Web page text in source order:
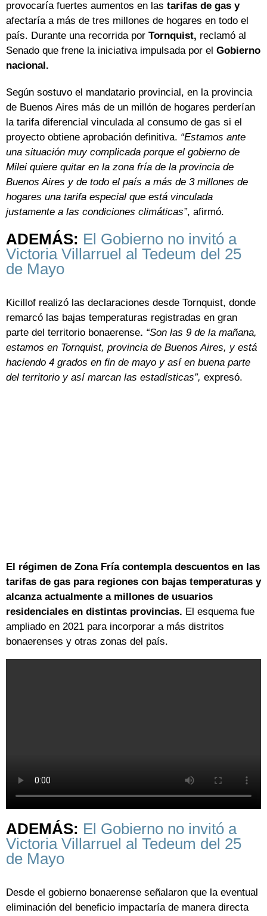
provocaría fuertes aumentos en las tarifas de gas y
afectaría a más de tres millones de hogares en todo el
país. Durante una recorrida por Tornquist, reclamó al
Senado que frene la iniciativa impulsada por el Gobierno
nacional.
Según sostuvo el mandatario provincial, en la provincia
de Buenos Aires más de un millón de hogares perderían
la tarifa diferencial vinculada al consumo de gas si el
proyecto obtiene aprobación definitiva. “Estamos ante
una situación muy complicada porque el gobierno de
Milei quiere quitar en la zona fría de la provincia de
Buenos Aires y de todo el país a más de 3 millones de
hogares una tarifa especial que está vinculada
justamente a las condiciones climáticas”, afirmó.
ADEMÁS: El Gobierno no invitó a
Victoria Villarruel al Tedeum del 25
de Mayo
Kicillof realizó las declaraciones desde Tornquist, donde
remarcó las bajas temperaturas registradas en gran
parte del territorio bonaerense. “Son las 9 de la mañana,
estamos en Tornquist, provincia de Buenos Aires, y está
haciendo 4 grados en fin de mayo y así en buena parte
del territorio y así marcan las estadísticas”, expresó.
El régimen de Zona Fría contempla descuentos en las
tarifas de gas para regiones con bajas temperaturas y
alcanza actualmente a millones de usuarios
residenciales en distintas provincias. El esquema fue
ampliado en 2021 para incorporar a más distritos
bonaerenses y otras zonas del país.
ADEMÁS: El Gobierno no invitó a
Victoria Villarruel al Tedeum del 25
de Mayo
Desde el gobierno bonaerense señalaron que la eventual
eliminación del beneficio impactaría de manera directa